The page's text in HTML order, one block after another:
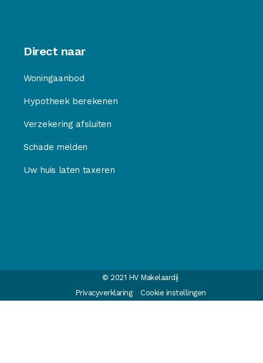
Direct naar
Woningaanbod
Hypotheek berekenen
Verzekering afsluiten
Schade melden
Uw huis laten taxeren
© 2021 HV Makelaardij
Privacyverklaring
Cookie instellingen